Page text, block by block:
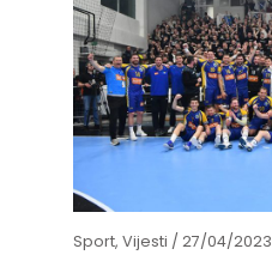
Sport,Vijesti /27/04/2023